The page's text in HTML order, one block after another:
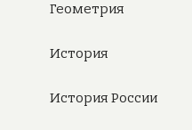
Геометрия
История
История России